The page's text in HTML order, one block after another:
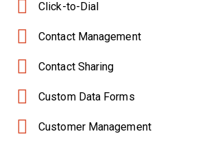
Click-to-Dial
Contact Management
Contact Sharing
Custom Data Forms
Customer Management